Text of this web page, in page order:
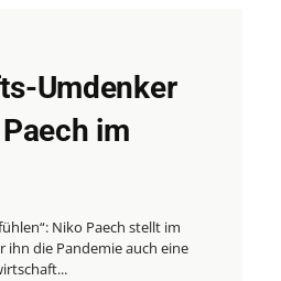
Umdenker
im
Niko Paech stellt im
ihn die Pandemie auch eine